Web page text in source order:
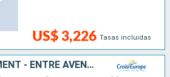
US$ 3,226 Tasas incluidas
LE MÉKONG AUTREMENT - ENTRE AVENTURE ET SITES INCONTOURNABLES